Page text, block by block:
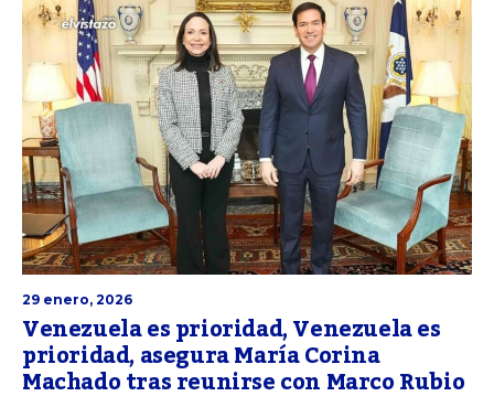
29 enero, 2026
Venezuela es prioridad, Venezuela es
prioridad, asegura María Corina
Machado tras reunirse con Marco Rubio